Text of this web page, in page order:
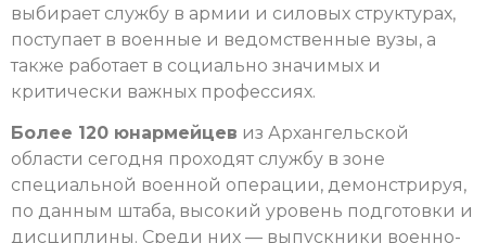
выбирает службу в армии и силовых структурах,
поступает в военные и ведомственные вузы, а
также работает в социально значимых и
критически важных профессиях.
Более 120 юнармейцев из Архангельской
области сегодня проходят службу в зоне
специальной военной операции, демонстрируя,
по данным штаба, высокий уровень подготовки и
дисциплины. Среди них — выпускники военно-